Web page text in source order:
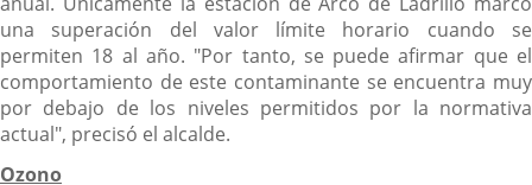
una superación del valor límite horario cuando se
permiten 18 al año. "Por tanto, se puede afirmar que el
comportamiento de este contaminante se encuentra muy
por debajo de los niveles permitidos por la normativa
actual", precisó el alcalde.
Ozono